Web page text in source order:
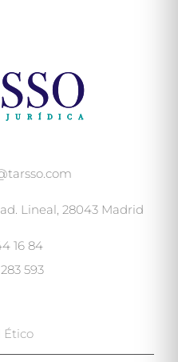
Lineal, 28043 Madrid
16 84
593
Ético